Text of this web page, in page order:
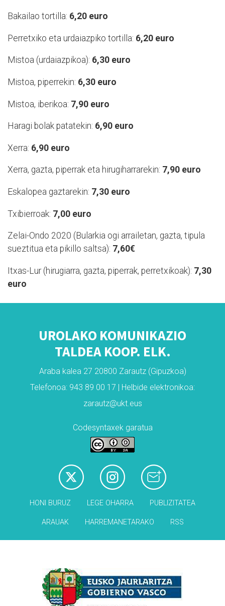
Bakailao tortilla: 6,20 euro
Perretxiko eta urdaiazpiko tortilla: 6,20 euro
Mistoa (urdaiazpikoa): 6,30 euro
Mistoa, piperrekin: 6,30 euro
Mistoa, iberikoa: 7,90 euro
Haragi bolak patatekin: 6,90 euro
Xerra: 6,90 euro
Xerra, gazta, piperrak eta hirugiharrarekin: 7,90 euro
Eskalopea gaztarekin: 7,30 euro
Txibierroak: 7,00 euro
Zelai-Ondo 2020 (Bularkia ogi arrailetan, gazta, tipula
sueztitua eta pikillo saltsa): 7,60€
Itxas-Lur (hirugiarra, gazta, piperrak, perretxikoak): 7,30
euro
UROLAKO KOMUNIKAZIO
TALDEA KOOP. ELK.
Araba kalea 27 20800 Zarautz (Gipuzkoa)
Telefonoa: 943 89 00 17 | Helbide elektronikoa:
zarautz@ukt.eus
Codesyntaxek garatua
HONI BURUZ LEGE OHARRA PUBLIZITATEA
ARAUAK HARREMANETARAKO RSS